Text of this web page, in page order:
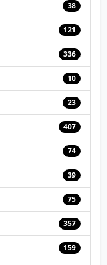
38
121
336
10
23
407
74
39
75
357
159